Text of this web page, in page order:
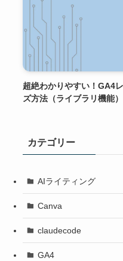
超絶わかりやすい！GA4
ズ方法（ライブラリ機能）
カテゴリー
AIライティング
Canva
claudecode
GA4